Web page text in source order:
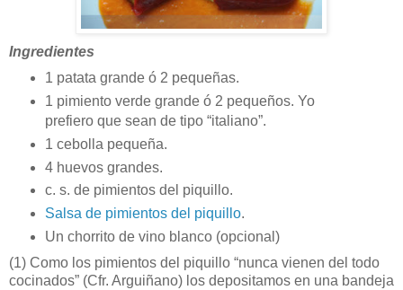
Ingredientes
1 patata grande ó 2 pequeñas.
1 pimiento verde grande ó 2 pequeños. Yo
prefiero que sean de tipo “italiano”.
1 cebolla pequeña.
4 huevos grandes.
c. s. de pimientos del piquillo.
Salsa de pimientos del piquillo.
Un chorrito de vino blanco (opcional)
(1) Como los pimientos del piquillo “nunca vienen del todo
cocinados” (Cfr. Arguiñano) los depositamos en una bandeja